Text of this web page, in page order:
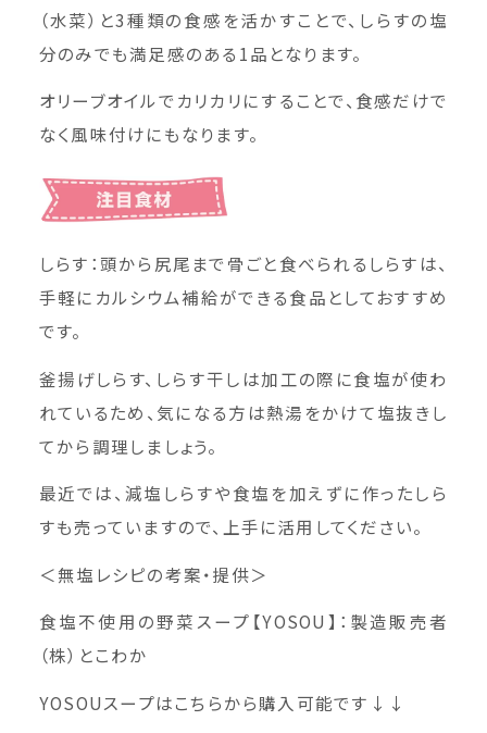
（水菜）と3種類の食感を活かすことで、しらすの塩
分のみでも満足感のある1品となります。
オリーブオイルでカリカリにすることで、食感だけで
なく風味付けにもなります。
しらす：頭から尻尾まで骨ごと食べられるしらすは、
手軽にカルシウム補給ができる食品としておすすめ
です。
釜揚げしらす、しらす干しは加工の際に食塩が使わ
れているため、気になる方は熱湯をかけて塩抜きし
てから調理しましょう。
最近では、減塩しらすや食塩を加えずに作ったしら
すも売っていますので、上手に活用してください。
＜無塩レシピの考案・提供＞
食塩不使用の野菜スープ【YOSOU】：製造販売者
（株）とこわか
YOSOUスープはこちらから購入可能です↓↓